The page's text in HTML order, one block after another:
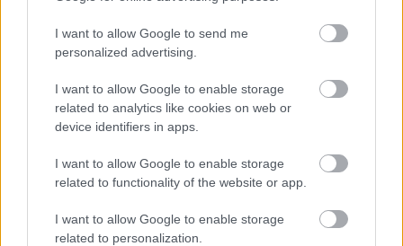
I want to allow Google to send me
personalized advertising.
I want to allow Google to enable storage
related to analytics like cookies on web or
device identifiers in apps.
I want to allow Google to enable storage
related to functionality of the website or app.
I want to allow Google to enable storage
related to personalization.
EZEK IS ÉRDEKELHETNEK
Falatok